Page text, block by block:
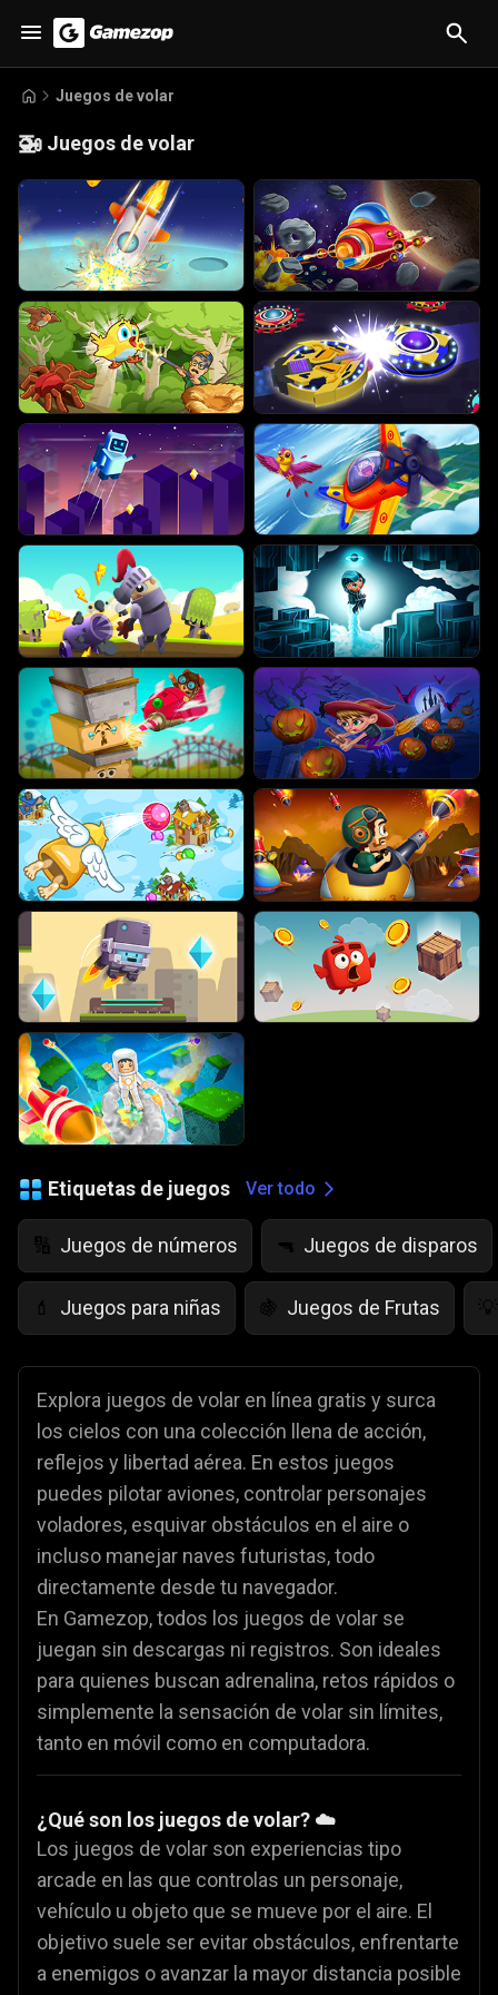
Juegos de volar
🚁 Juegos de volar
Etiquetas de juegos Ver todo
🔢 Juegos de números 🔫 Juegos de disparos
💄 Juegos para niñas 🍇 Juegos de Frutas 💡
Explora juegos de volar en línea gratis y surca
los cielos con una colección llena de acción,
reflejos y libertad aérea. En estos juegos
puedes pilotar aviones, controlar personajes
voladores, esquivar obstáculos en el aire o
incluso manejar naves futuristas, todo
directamente desde tu navegador.
En Gamezop, todos los juegos de volar se
juegan sin descargas ni registros. Son ideales
para quienes buscan adrenalina, retos rápidos o
simplemente la sensación de volar sin límites,
tanto en móvil como en computadora.
¿Qué son los juegos de volar? ☁️
Los juegos de volar son experiencias tipo
arcade en las que controlas un personaje,
vehículo u objeto que se mueve por el aire. El
objetivo suele ser evitar obstáculos, enfrentarte
a enemigos o avanzar la mayor distancia posible